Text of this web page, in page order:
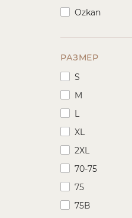
Ozkan
РАЗМЕР
S
M
L
XL
2XL
70-75
75
75В